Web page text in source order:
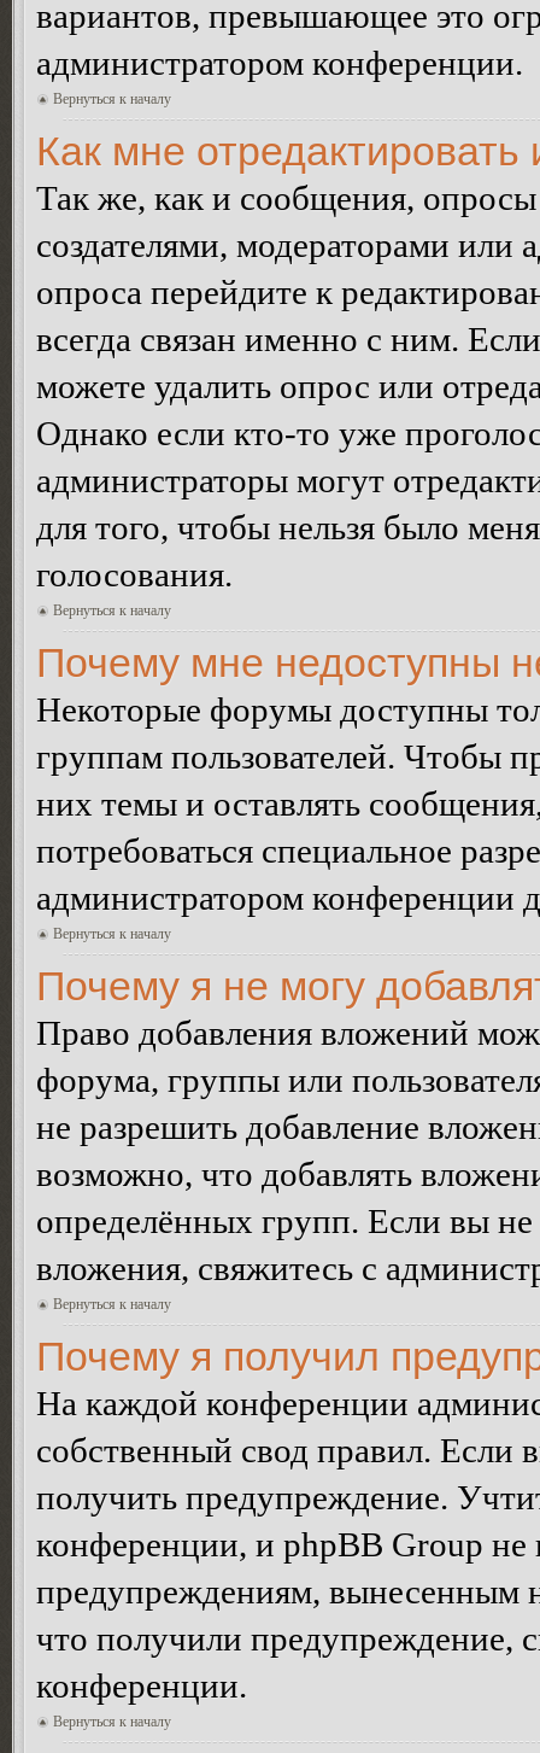
вариантов, превышающее это
администратором конференции.
Вернуться к началу
Как мне
Так же, как и сообщения, опросы
создателями, модераторами или
опроса перейдите к
всегда связан именно с ним.
можете удалить опрос или
Однако если кто-то уже
администраторы могут
для того, чтобы нельзя было
голосования.
Вернуться к началу
Почему мне недоступны
Некоторые форумы доступны
группам пользователей. Чтобы
них темы и оставлять
потребоваться специальное
администратором конференции
Вернуться к началу
Почему я не могу
Право добавления вложений
форума, группы или
не разрешить добавление
возможно, что добавлять
определённых групп. Если вы не
вложения, свяжитесь с
Вернуться к началу
Почему я получил
На каждой конференции
собственный свод правил.
получить предупреждение.
конференции, и phpBB Group не
предупреждениям, вынесенным
что получили предупреждение,
конференции.
Вернуться к началу